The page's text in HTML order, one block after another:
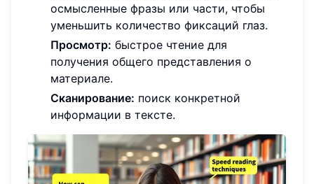
осмысленные фразы или части, чтобы
уменьшить количество фиксаций глаз.
Просмотр: быстрое чтение для
получения общего представления о
материале.
Сканирование: поиск конкретной
информации в тексте.